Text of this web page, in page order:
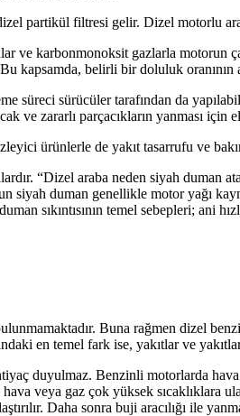
partikül filtresi gelir. Dizel motorlu
karbonmonoksit gazlarla motorun
kapsamda, belirli bir doluluk
süreci sürücüler tarafından da
ve zararlı parçacıkların yanması için
ürünlerle de yakıt tasarrufu ve
“Dizel araba neden siyah duman
siyah duman genellikle motor yağı
sıkıntısının temel sebepleri; ani
Buna rağmen dizel
en temel fark ise, yakıtlar ve
duyulmaz. Benzinli motorlarda hava
veya gaz çok yüksek sıcaklıklara
Daha sonra buji aracılığı ile